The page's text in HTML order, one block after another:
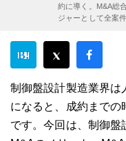
約に導く。M&A総
ジャーとして全案
制御盤設計製造業界は
になると、成約までの
です。今回は、制御盤